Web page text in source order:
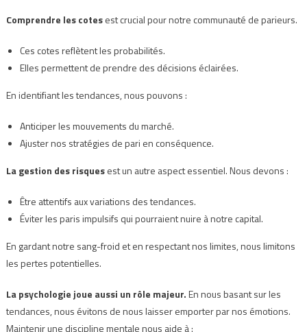
Comprendre les cotesest crucial pour notre communauté de parieurs.
Ces cotes reflètent les probabilités.
Elles permettent de prendre des décisions éclairées.
En identifiant les tendances, nous pouvons :
Anticiper les mouvements du marché.
Ajuster nos stratégies de pari en conséquence.
La gestion des risquesest un autre aspect essentiel. Nous devons :
Être attentifs aux variations des tendances.
Éviter les paris impulsifs qui pourraient nuire à notre capital.
En gardant notre sang-froid et en respectant nos limites, nous limitons
les pertes potentielles.
La psychologie joue aussi un rôle majeur.En nous basant sur les
tendances, nous évitons de nous laisser emporter par nos émotions.
Maintenir une discipline mentale nous aide à :